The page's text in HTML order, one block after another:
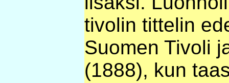
tivolin tittelin
Suomen Tivoli
(1888), kun